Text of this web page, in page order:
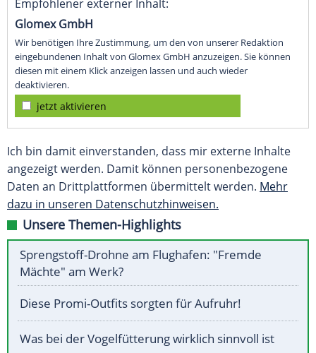
Empfohlener externer Inhalt:
Glomex GmbH
Wir benötigen Ihre Zustimmung, um den von unserer Redaktion
eingebundenen Inhalt von Glomex GmbH anzuzeigen. Sie können
diesen mit einem Klick anzeigen lassen und auch wieder
deaktivieren.
jetzt aktivieren
Ich bin damit einverstanden, dass mir externe Inhalte
angezeigt werden. Damit können personenbezogene
Daten an Drittplattformen übermittelt werden. Mehr
dazu in unseren Datenschutzhinweisen.
Unsere Themen-Highlights
Sprengstoff-Drohne am Flughafen: "Fremde
Mächte" am Werk?
Diese Promi-Outfits sorgten für Aufruhr!
Was bei der Vogelfütterung wirklich sinnvoll ist